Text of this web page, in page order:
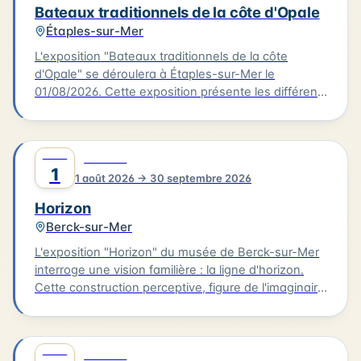
lors de la restauration du trois-mâts Duchesse
Anne au chantier Damen.
Bateaux traditionnels de la côte d'Opale
Étaples-sur-Mer
L'exposition "Bateaux traditionnels de la côte
d'Opale" se déroulera à Étaples-sur-Mer le
01/08/2026. Cette exposition présente les différents
moitié du XIXème siècle à 1950. Les visiteurs
pourront découvrir les spécificités de ces bateaux
de pêche qui ont façonné l'histoire de la région.
située sur la côte d'Opale.
1 1 août 2026 → 30 septembre 2026
Horizon
Berck-sur-Mer
L'exposition "Horizon" du musée de Berck-sur-Mer
interroge une vision familière : la ligne d'horizon.
Cette construction perceptive, figure de l'imaginaire
vers quoi nous tendons. L'exposition rassemble les